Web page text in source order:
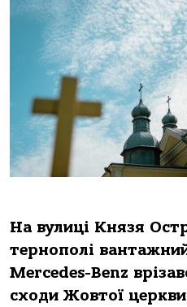
На вулиці Князя
тернополі
Mercedes-Benz
сходи Жовтої